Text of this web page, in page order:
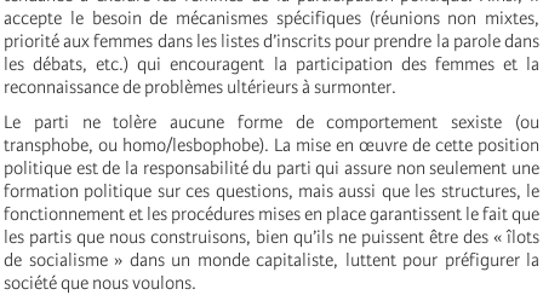
accepte le besoin de mécanismes spécifiques (réunions non mixtes,
priorité aux femmes dans les listes d’inscrits pour prendre la parole dans
les débats, etc.) qui encouragent la participation des femmes et la
reconnaissance de problèmes ultérieurs à surmonter.
Le parti ne tolère aucune forme de comportement sexiste (ou
transphobe, ou homo/lesbophobe). La mise en œuvre de cette position
politique est de la responsabilité du parti qui assure non seulement une
formation politique sur ces questions, mais aussi que les structures, le
fonctionnement et les procédures mises en place garantissent le fait que
les partis que nous construisons, bien qu’ils ne puissent être des « îlots
de socialisme » dans un monde capitaliste, luttent pour préfigurer la
société que nous voulons.